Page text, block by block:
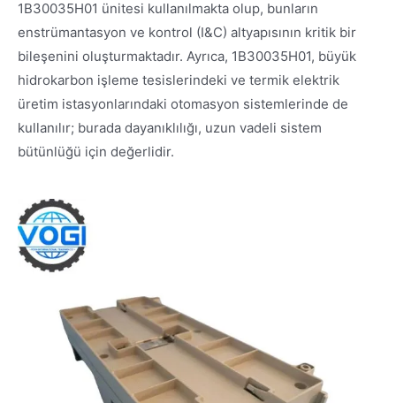
1B30035H01 ünitesi kullanılmakta olup, bunların
enstrümantasyon ve kontrol (I&C) altyapısının kritik bir
bileşenini oluşturmaktadır. Ayrıca, 1B30035H01, büyük
hidrokarbon işleme tesislerindeki ve termik elektrik
üretim istasyonlarındaki otomasyon sistemlerinde de
kullanılır; burada dayanıklılığı, uzun vadeli sistem
bütünlüğü için değerlidir.